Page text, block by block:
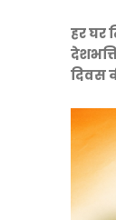
हर घर
दिवस